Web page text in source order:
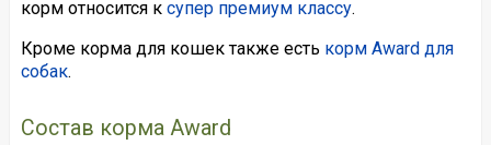
корм относится к супер премиум классу.
Кроме корма для кошек также есть корм Award для
собак.
Состав корма Award